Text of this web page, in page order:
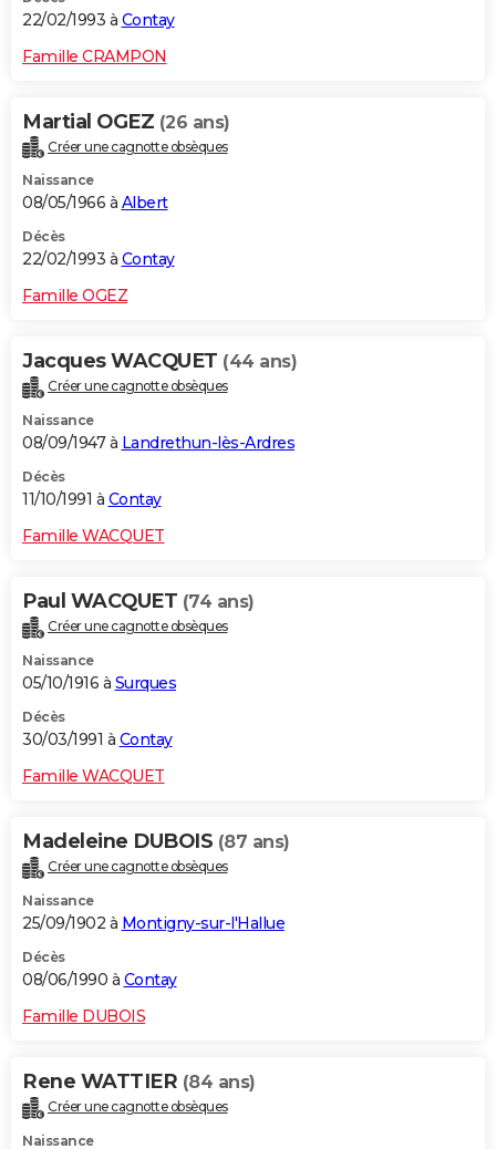
22/02/1993 à Contay
Famille CRAMPON
Martial OGEZ (26 ans)
Créer une cagnotte obsèques
Naissance
08/05/1966 à Albert
Décès
22/02/1993 à Contay
Famille OGEZ
Jacques WACQUET (44 ans)
Créer une cagnotte obsèques
Naissance
08/09/1947 à Landrethun-lès-Ardres
Décès
11/10/1991 à Contay
Famille WACQUET
Paul WACQUET (74 ans)
Créer une cagnotte obsèques
Naissance
05/10/1916 à Surques
Décès
30/03/1991 à Contay
Famille WACQUET
Madeleine DUBOIS (87 ans)
Créer une cagnotte obsèques
Naissance
25/09/1902 à Montigny-sur-l'Hallue
Décès
08/06/1990 à Contay
Famille DUBOIS
Rene WATTIER (84 ans)
Créer une cagnotte obsèques
Naissance